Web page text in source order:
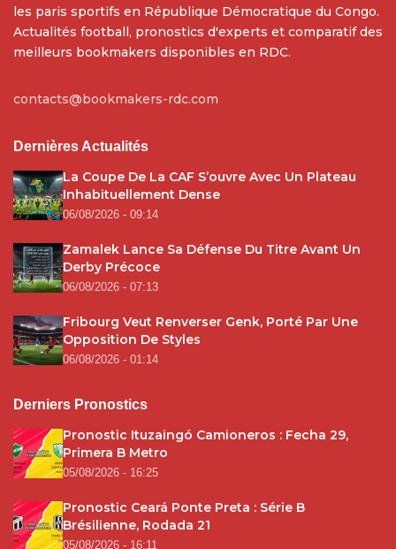
les paris sportifs en République Démocratique du Congo.
Actualités football, pronostics d'experts et comparatif des
meilleurs bookmakers disponibles en RDC.
contacts@bookmakers-rdc.com
Dernières Actualités
La Coupe De La CAF S’ouvre Avec Un Plateau
Inhabituellement Dense
06/08/2026 - 09:14
Zamalek Lance Sa Défense Du Titre Avant Un
Derby Précoce
06/08/2026 - 07:13
Fribourg Veut Renverser Genk, Porté Par Une
Opposition De Styles
06/08/2026 - 01:14
Derniers Pronostics
Pronostic Ituzaingó Camioneros : Fecha 29,
Primera B Metro
05/08/2026 - 16:25
Pronostic Ceará Ponte Preta : Série B
Brésilienne, Rodada 21
05/08/2026 - 16:11